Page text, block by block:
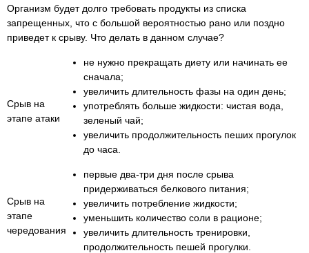
Организм будет долго требовать продукты из списка
запрещенных, что с большой вероятностью рано или поздно
приведет к срыву. Что делать в данном случае?
Срыв на
этапе атаки
не нужно прекращать диету или начинать ее
сначала;
увеличить длительность фазы на один день;
употреблять больше жидкости: чистая вода,
зеленый чай;
увеличить продолжительность пеших прогулок
до часа.
Срыв на
этапе
чередования
первые два-три дня после срыва
придерживаться белкового питания;
увеличить потребление жидкости;
уменьшить количество соли в рационе;
увеличить длительность тренировки,
продолжительность пешей прогулки.